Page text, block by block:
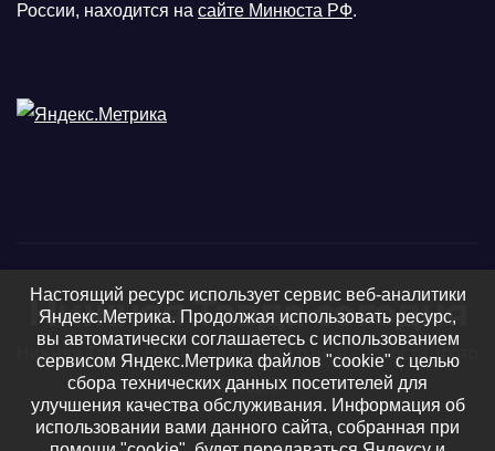
России, находится на сайте Минюста РФ.
Нижняя Тавда сегодня
Нижняя Тавда, Нижнетавдинский район - новости, фото
и видео
Настоящий ресурс использует сервис веб-аналитики
Яндекс.Метрика. Продолжая использовать ресурс,
вы автоматически соглашаетесь с использованием
сервисом Яндекс.Метрика файлов "cookie" с целью
сбора технических данных посетителей для
улучшения качества обслуживания. Информация об
использовании вами данного сайта, собранная при